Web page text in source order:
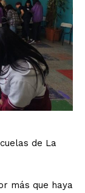
más que haya